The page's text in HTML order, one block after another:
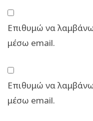
Επιθυμώ να λαμβάνω
μέσω email.
Επιθυμώ να
μέσω email.